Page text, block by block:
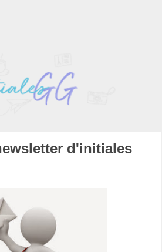
d'initiales